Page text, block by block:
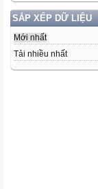
SẮP XẾP DỮ LIỆU
Mới nhất
Tải nhiều nhất